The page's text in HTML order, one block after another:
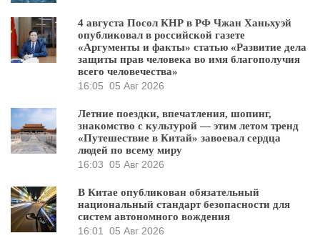
4 августа Посол КНР в РФ Чжан Ханьхуэй
опубликовал в российской газете
«Аргументы и факты» статью «Развитие дела
защиты прав человека во имя благополучия
всего человечества»
16:05 05 Авг 2026
Летние поездки, впечатления, шопинг,
знакомство с культурой — этим летом тренд
«Путешествие в Китай» завоевал сердца
людей по всему миру
16:03 05 Авг 2026
В Китае опубликован обязательный
национальный стандарт безопасности для
систем автономного вождения
16:01
05 Авг 2026